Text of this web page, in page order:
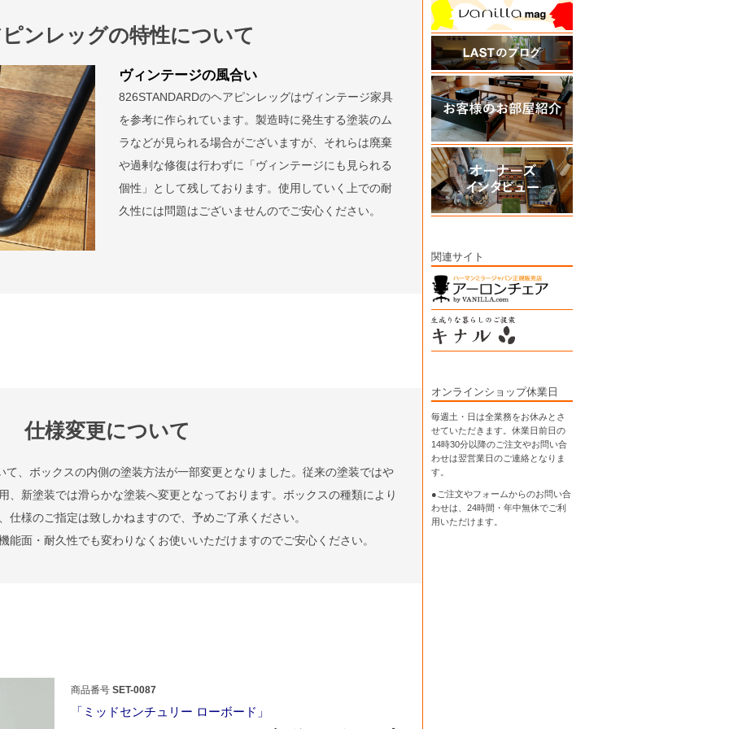
ンレッグの特性について
ヴィンテージの風合い
826STANDARDのヘアピンレッグはヴィンテージ家具
を参考に作られています。製造時に発生する塗装のム
ラなどが見られる場合がございますが、それらは廃棄
や過剰な修復は行わずに「ヴィンテージにも見られる
個性」として残しております。使用していく上での耐
久性には問題はございませんのでご安心ください。
仕様変更について
て、ボックスの内側の塗装方法が一部変更となりました。従来の塗装ではや
、新塗装では滑らかな塗装へ変更となっております。ボックスの種類により
仕様のご指定は致しかねますので、予めご了承ください。
能面・耐久性でも変わりなくお使いいただけますのでご安心ください。
商品番号 SET-0087
ミッドセンチュリー ローボード
関連サイト
オンラインショップ休業日
毎週土・日は全業務をお休みとさ
せていただきます。休業日前日の
14時30分以降のご注文やお問い合
わせは翌営業日のご連絡となりま
す。
●ご注文やフォームからのお問い合
わせは、 24時間・年中無休でご利
用いただけます。